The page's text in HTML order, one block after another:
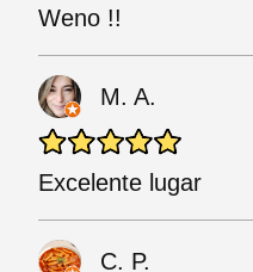
Weno !!
M. A.
Excelente lugar
C. P.